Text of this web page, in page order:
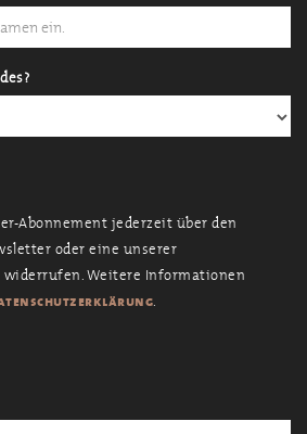
Abonnement jederzeit über den
oder eine unserer
widerrufen. Weitere Informationen
.